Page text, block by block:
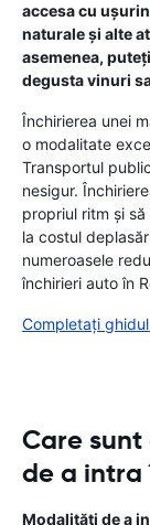
accesa cu
naturale și alte
asemenea,
degusta vinuri
Închirierea unei
o modalitate
Transportul
nesigur.
propriul ritm și
la costul
numeroasele
închirieri auto în
Completați
Care
de a intra
Modalități de a